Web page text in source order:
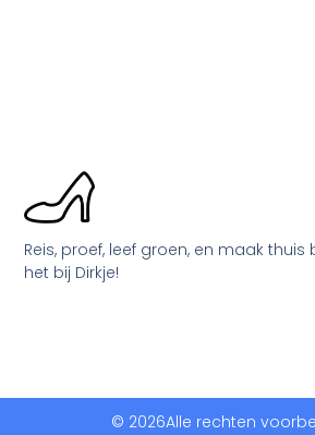
Reis, proef, leef groen, en maak
het bij Dirkje!
© 2026Alle rechten